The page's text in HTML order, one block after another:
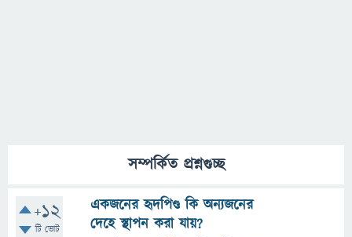
সম্পর্কিত প্রশ্নগুচ্ছ
+12
টি ভোট
একজনের হৃদপিণ্ড কি অন্যজনের
দেহে স্থাপন করা যায়?